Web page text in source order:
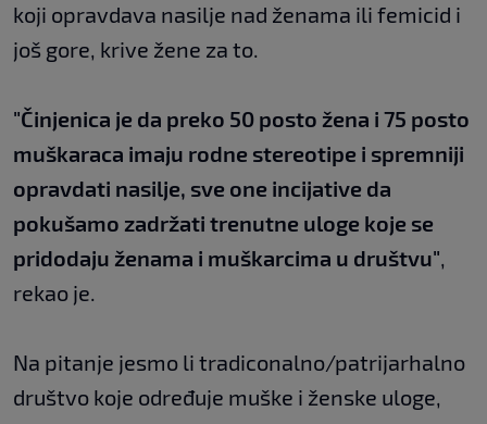
koji opravdava nasilje nad ženama ili femicid i
još gore, krive žene za to.
"Činjenica je da preko 50 posto žena i 75 posto
muškaraca imaju rodne stereotipe i spremniji
opravdati nasilje, sve one incijative da
pokušamo zadržati trenutne uloge koje se
pridodaju ženama i muškarcima u društvu",
rekao je.
Na pitanje jesmo li tradiconalno/patrijarhalno
društvo koje određuje muške i ženske uloge,